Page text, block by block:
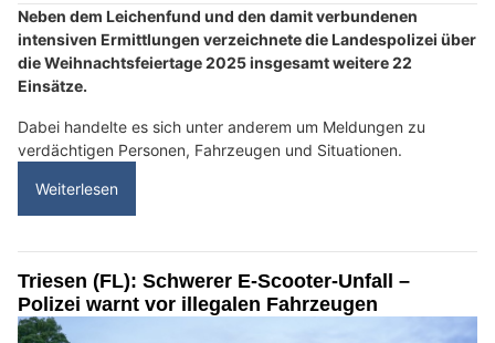
Neben dem Leichenfund und den damit verbundenen
intensiven Ermittlungen verzeichnete die Landespolizei über
die Weihnachtsfeiertage 2025 insgesamt weitere 22
Einsätze.
Dabei handelte es sich unter anderem um Meldungen zu
verdächtigen Personen, Fahrzeugen und Situationen.
Weiterlesen
Triesen (FL): Schwerer E-Scooter-Unfall –
Polizei warnt vor illegalen Fahrzeugen